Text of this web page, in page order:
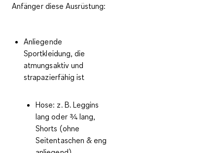
Anfänger diese Ausrüstung:
Anliegende
Sportkleidung, die
atmungsaktiv und
strapazierfähig ist
Hose: z. B. Leggins
lang oder ¾ lang,
Shorts (ohne
Seitentaschen & eng